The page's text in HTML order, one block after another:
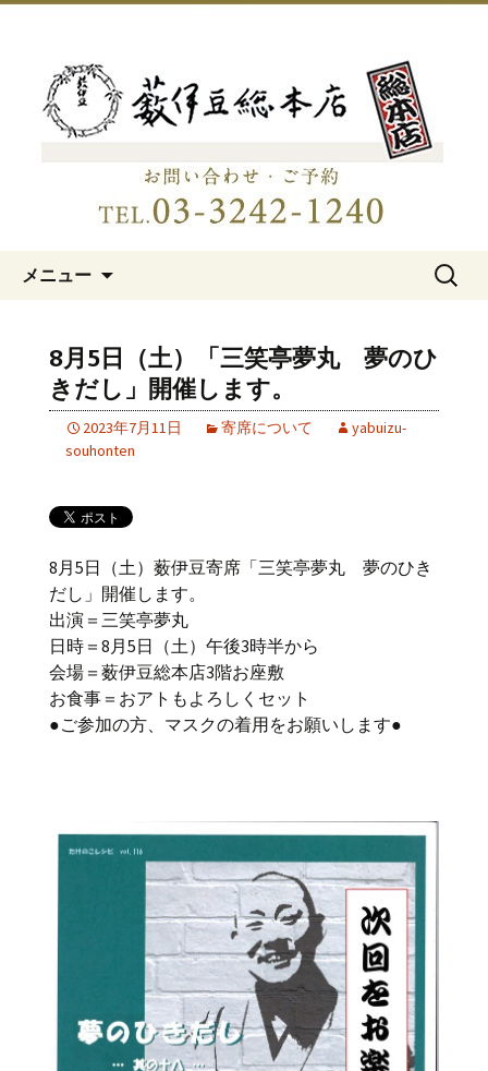
日本橋の老舗蕎麦屋「藪伊豆総
本店」
メニュー
検
8月5日（土）「三笑亭夢丸 夢のひ
きだし」開催します。
2023年7月11日 寄席について
yabuizu-
souhonten
8月5日（土）薮伊豆寄席「三笑亭夢丸 夢のひき
だし」開催します。
出演＝三笑亭夢丸
日時＝8月5日（土）午後3時半から
会場＝薮伊豆総本店3階お座敷
お食事＝おアトもよろしくセット
●ご参加の方、マスクの着用をお願いします●